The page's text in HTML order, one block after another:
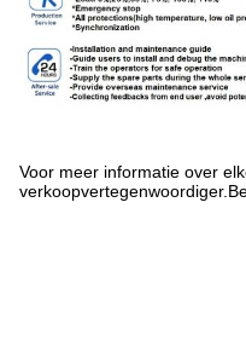
Voor meer informatie over